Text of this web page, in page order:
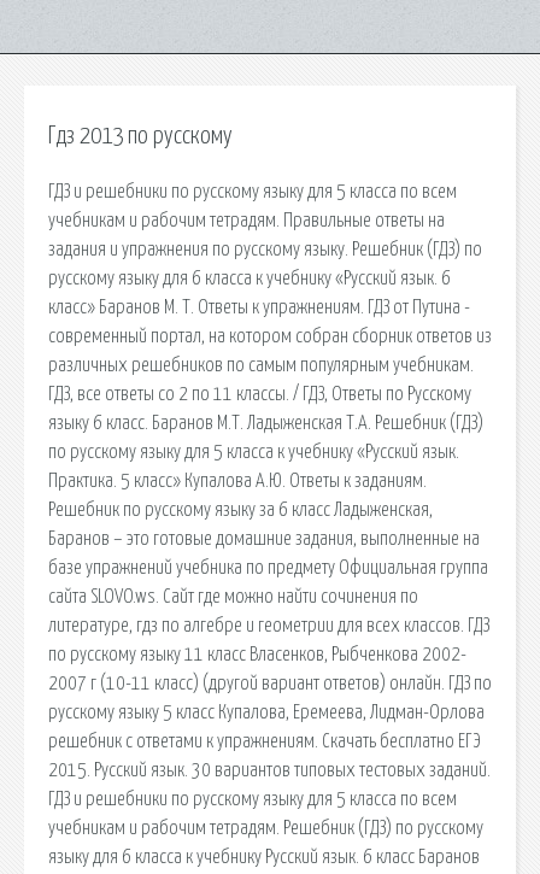
Гдз 2013 по русскому
ГДЗ и решебники по русскому языку для 5 класса по всем
учебникам и рабочим тетрадям. Правильные ответы на
задания и упражнения по русскому языку. Решебник (ГДЗ) по
русскому языку для 6 класса к учебнику «Русский язык. 6
класс» Баранов М. Т. Ответы к упражнениям. ГДЗ от Путина -
современный портал, на котором собран сборник ответов из
различных решебников по самым популярным учебникам.
ГДЗ, все ответы со 2 по 11 классы. / ГДЗ, Ответы по Русскому
языку 6 класс. Баранов М.Т. Ладыженская Т.А. Решебник (ГДЗ)
по русскому языку для 5 класса к учебнику «Русский язык.
Практика. 5 класс» Купалова А.Ю. Ответы к заданиям.
Решебник по русскому языку за 6 класс Ладыженская,
Баранов – это готовые домашние задания, выполненные на
базе упражнений учебника по предмету Официальная группа
сайта SLOVO.ws. Сайт где можно найти сочинения по
литературе, гдз по алгебре и геометрии для всех классов. ГДЗ
по русскому языку 11 класс Власенков, Рыбченкова 2002-
2007 г (10-11 класс) (другой вариант ответов) онлайн. ГДЗ по
русскому языку 5 класс Купалова, Еремеева, Лидман-Орлова
решебник с ответами к упражнениям. Скачать бесплатно ЕГЭ
2015. Русский язык. 30 вариантов типовых тестовых заданий.
ГДЗ и решебники по русскому языку для 5 класса по всем
учебникам и рабочим тетрадям. Решебник (ГДЗ) по русскому
языку для 6 класса к учебнику Русский язык. 6 класс Баранов